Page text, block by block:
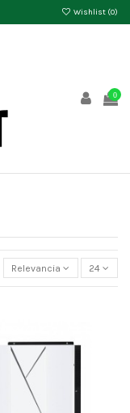
Wishlist (0)
0
Relevancia 24